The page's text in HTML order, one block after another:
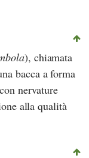
), chiamata
bacca a forma
nervature
alla qualità